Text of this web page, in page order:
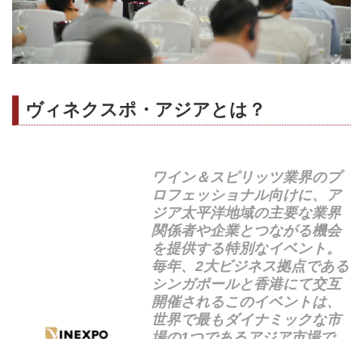
ヴィネクスポ・アジアとは？
ワイン＆スピリッツ業界のプ
ロフェッショナル向けに、ア
ジア太平洋地域の主要な業界
関係者や企業とつながる機会
を提供する特別なイベント。
毎年、2大ビジネス拠点である
シンガポールと香港にて交互
開催されるこのイベントは、
世界で最もダイナミックな市